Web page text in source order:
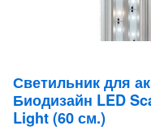
Светильник для
Биодизайн LED
Light (60 см.)